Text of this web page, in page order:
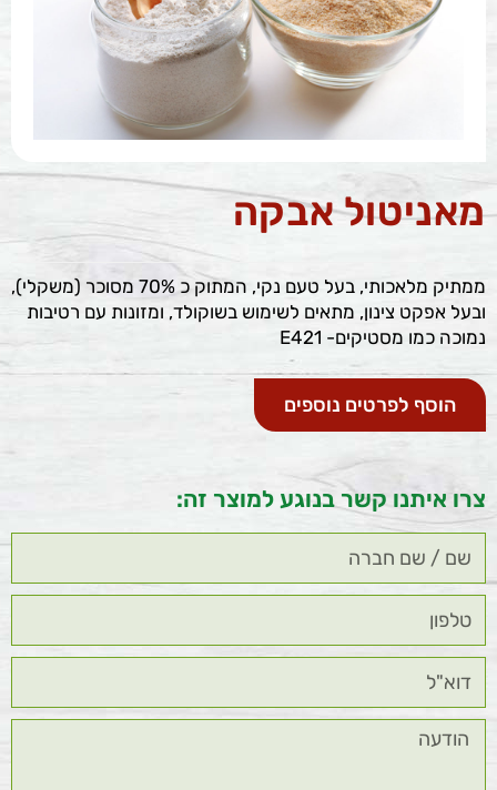
מאניטול אבקה
ממתיק מלאכותי, בעל טעם נקי, המתוק כ 70% מסוכר (משקלי),
ובעל אפקט צינון, מתאים לשימוש בשוקולד, ומזונות עם רטיבות
נמוכה כמו מסטיקים- E421
הוסף לפרטים נוספים
צרו איתנו קשר בנוגע למוצר זה: